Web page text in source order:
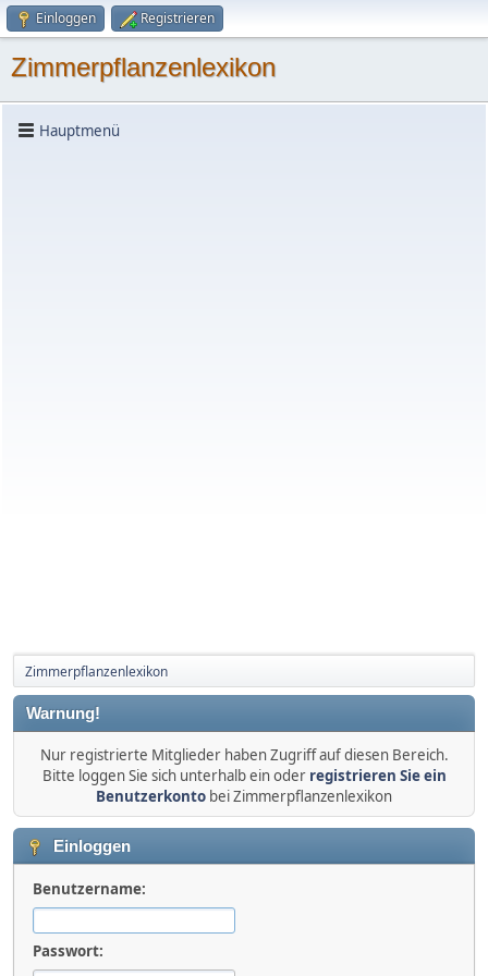
Einloggen Registrieren
Zimmerpflanzenlexikon
Hauptmenü
Zimmerpflanzenlexikon
Warnung!
Nur registrierte Mitglieder haben Zugriff auf diesen Bereich.
Bitte loggen Sie sich unterhalb ein oder registrieren Sie ein
Benutzerkonto bei Zimmerpflanzenlexikon
Einloggen
Benutzername:
Passwort: